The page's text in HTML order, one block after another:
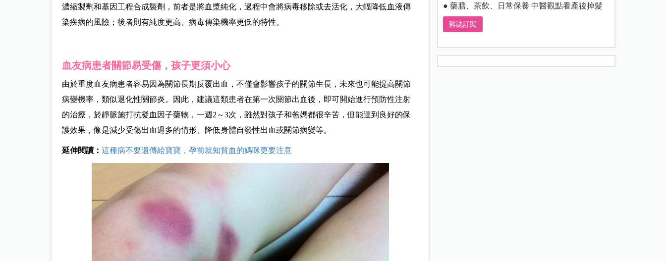
濃縮製劑和基因工程合成製劑，前者是將血漿純化，過程中會將病毒移除或去活化，大幅降低血液傳
染疾病的風險；後者則有純度更高、病毒傳染機率更低的特性。
血友病患者關節易受傷，孩子更須小心
由於重度血友病患者容易因為關節長期反覆出血，不僅會影響孩子的關節生長，未來也可能提高關節
病變機率，類似退化性關節炎。因此，建議這類患者在第一次關節出血後，即可開始進行預防性注射
的治療，於靜脈施打抗凝血因子藥物，一週2～3次，雖然對孩子和爸媽都很辛苦，但能達到良好的保
護效果，像是減少受傷出血過多的情形、降低身體自發性出血或關節病變等。
延伸閱讀： 這種病不要遺傳給寶寶，孕前就知貧血的媽咪更要注意
● 藥膳、茶飲、日常保養 中醫觀點看產後掉髮
雜誌訂閱